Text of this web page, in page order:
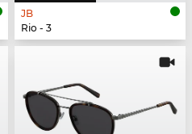
JB
Rio - 3